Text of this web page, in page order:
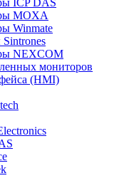
ICP DAS
MOXA
Winmate
NEXCOM
мониторов
(HMI)